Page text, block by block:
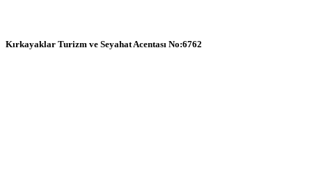
Kırkayaklar Turizm ve Seyahat Acentası No:6762